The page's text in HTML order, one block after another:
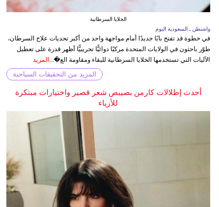
الخلايا السرطانية
واشنطن ـ السعودية اليوم
في خطوة قد تفتح بابًا جديدًا أمام مواجهة واحد من أكبر تحديات علاج السرطان،
طوّر باحثون في الولايات المتحدة مركبًا دوائيًّا تجريبيًّا أظهر قدرة على تعطيل
الآليات التي تستخدمها الخلايا السرطانية للبقاء ومقاومة الع�... المزيد
المزيد من التحقيقات السياحية
أحدث إطلالات كارمن بصيبص شعر قصير واختيارات مبتكرة
للأزياء